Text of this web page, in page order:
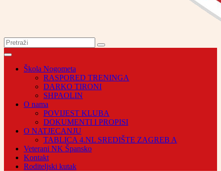
Škola Nogometa
RASPORED TRENINGA
DARKO TIRONI
SHPAOLIN
O nama
POVIJEST KLUBA
DOKUMENTI I PROPISI
O NATJECANJU
TABLICA 4.NL SREDIŠTE ZAGREB A
Veterani NK Špansko
Kontakt
Roditeljski kutak